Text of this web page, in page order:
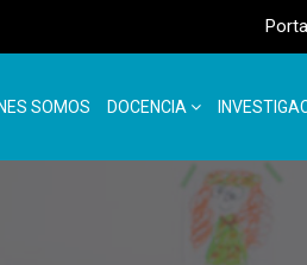
SOMOS DOCENCIA